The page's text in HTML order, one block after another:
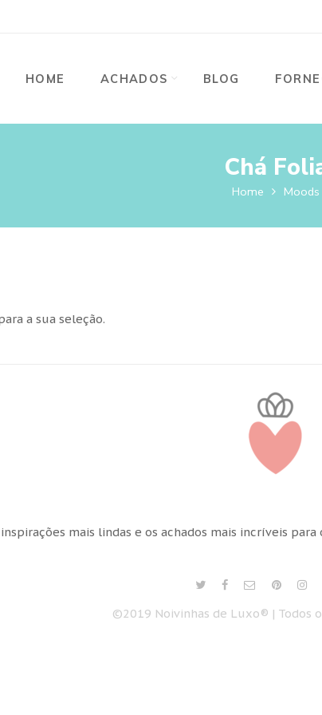
HOME ACHADOS BLOG
Chá
Home Moods
a sua seleção.
inspirações mais lindas e os achados mais incríveis
©2019 Noivinhas de Luxo® | Todos